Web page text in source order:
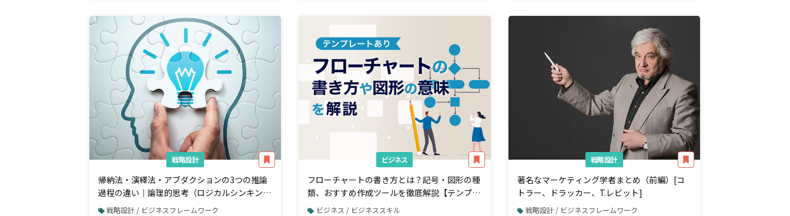
戦略設計
帰納法・演繹法・アブダクションの3つの推論
過程の違い｜論理的思考（ロジカルシンキン
グ）戦略設計 / ビジネスフレームワーク
ビジネス
フローチャートの書き方とは？記号・図形の種
類、おすすめ作成ツールを徹底解説【テンプレ
ートあり】
ビジネス / ビジネススキル
戦略設計
著名なマーケティング学者まとめ（前編）[コ
トラー、ドラッカー、T.レビット]
戦略設計 / ビジネスフレームワーク